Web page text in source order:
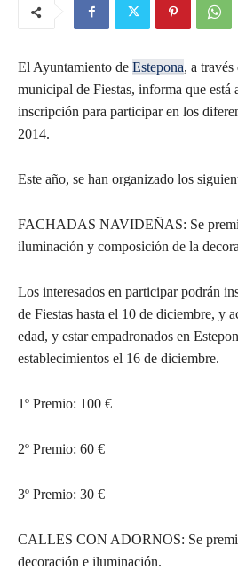
El Ayuntamiento de Estepona, a
municipal de Fiestas, informa que está
inscripción para participar en los
2014.
Este año, se han organizado los
FACHADAS NAVIDEÑAS: Se
iluminación y composición de la
Los interesados en participar podrán
de Fiestas hasta el 10 de diciembre, y
edad, y estar empadronados en
establecimientos el 16 de diciembre.
1º Premio: 100 €
2º Premio: 60 €
3º Premio: 30 €
CALLES CON ADORNOS: Se
decoración e iluminación.